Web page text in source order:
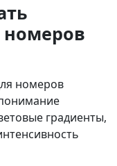
номеров
номеров
градиенты,